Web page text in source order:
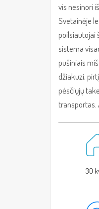
vis nesinori
Svetainėje
poilsiautojai
sistema
pušiniais
džiakuzi,
pėsčiųjų
transportas.
30